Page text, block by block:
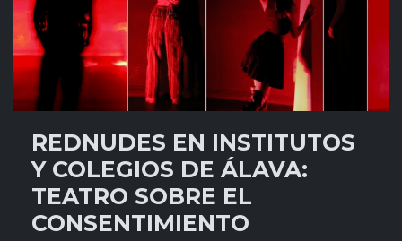
REDNUDES EN INSTITUTOS
Y COLEGIOS DE ÁLAVA:
TEATRO SOBRE EL
CONSENTIMIENTO